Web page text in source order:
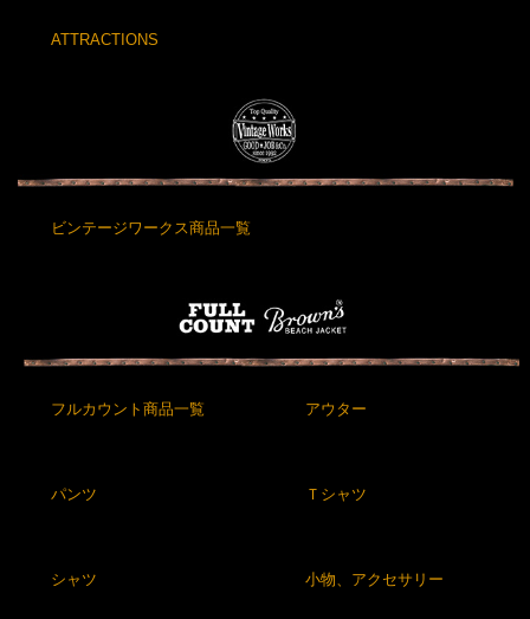
ATTRACTIONS
ビンテージワークス商品一覧
フルカウント商品一覧 アウター
パンツ Ｔシャツ
シャツ 小物、アクセサリー